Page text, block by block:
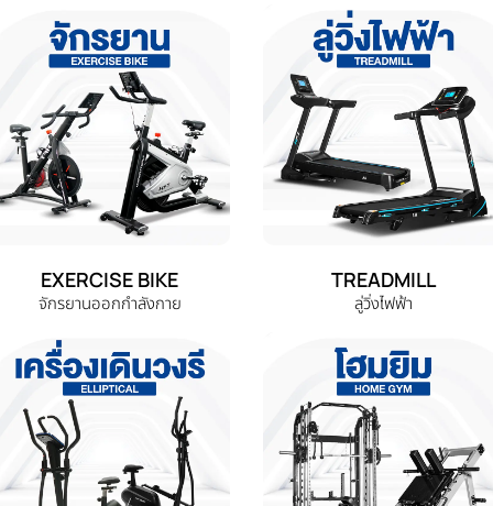
EXERCISE BIKE
จักรยานออกกำลังกาย
TREADMILL
ลู่วิ่งไฟฟ้า